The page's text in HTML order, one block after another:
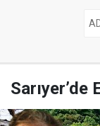
Sarıyer’de